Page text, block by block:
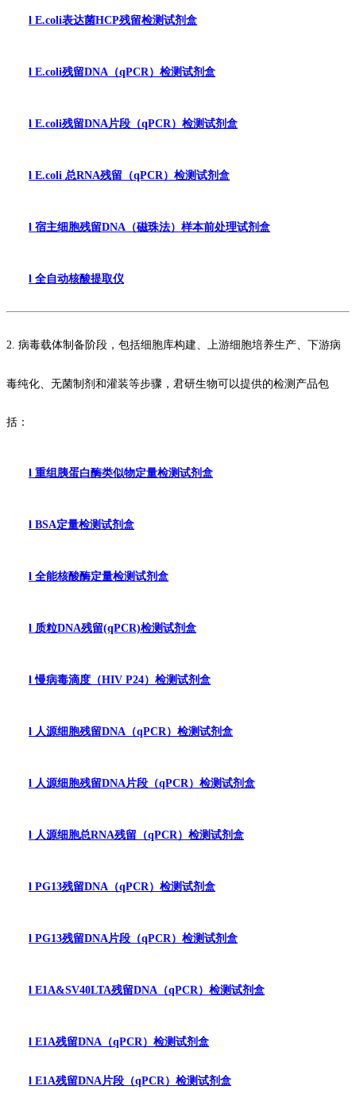
l E.coli表达菌HCP残留检测试剂盒
l E.coli残留DNA （qPCR）检测试剂盒
l E.coli残留DNA片段（qPCR）检测试剂盒
l E.coli 总RNA残留（qPCR）检测试剂盒
l 宿主细胞残留DNA （磁珠法）样本前处理试剂盒
l 全自动核酸提取仪
2. 病毒载体制备阶段，包括细胞库构建、上游细胞培养生产、下游病
毒纯化、无菌制剂和灌装等步骤，君研生物可以提供的检测产品包
括：
l 重组胰蛋白酶类似物定量检测试剂盒
l BSA定量检测试剂盒
l 全能核酸酶定量检测试剂盒
l 质粒DNA残留(qPCR)检测试剂盒
l慢病毒滴度（HIV P24）检测试剂盒
l 人源细胞残留DNA （qPCR）检测试剂盒
l 人源细胞残留DNA片段（qPCR）检测试剂盒
l 人源细胞总RNA残留（qPCR）检测试剂盒
l PG13残留DNA （qPCR）检测试剂盒
l PG13残留DNA片段（qPCR）检测试剂盒
l E1A&SV40LTA残留DNA （qPCR）检测试剂盒
l E1A残留DNA （qPCR）检测试剂盒
l E1A残留DNA片段（qPCR）检测试剂盒